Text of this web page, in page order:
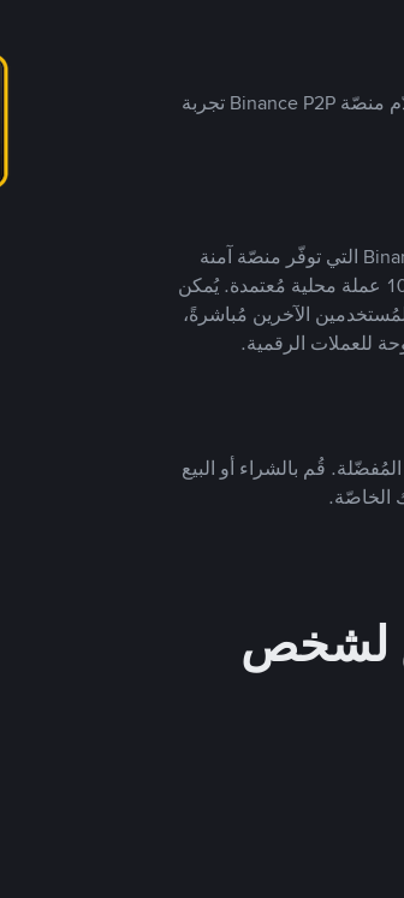
بينما تستهدف العديد من منصّات تداول P2P أسواقًا مُحددة، تُقدّم منصّة Binance P2P تجربة
يضع ملايين المُستخدمين حول العالم ثقتهم في منصّة Binance P2P التي توفّر منصّة آمنة
لتداول العملات الرقمية بأكثر من 800 طريقة دفع وأكثر من 100 عملة محلية مُعتمدة. يُمكن
الآخرين مُباشرةً،
للعملات الرقمية.
قُم بالشراء أو البيع
الخاصّة.
لشخص